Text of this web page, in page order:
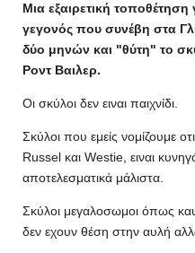
Μια εξαιρετική
γεγονός που συνέβη στα
δύο μηνών και "θύτη" το
Ροντ Βαιλερ.
Οι σκύλοι δεν ειναι παιχνίδι.
Σκύλοι που εμείς νομίζουμε
Russel και Westie, ειναι
αποτελεσματικά μάλιστα.
Σκύλοι μεγαλοσωμοι όπως
δεν εχουν θέση στην αυλή